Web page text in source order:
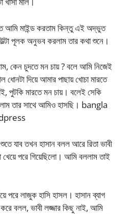
আমি মাইন্ড করতাম কিন্তু এই অদ্ভুত
উল্টা পূলক অনুভব করলাম তার কথা শুনে।
কেন চুদতে মন চায় ? বলে আমি নিজেই
ধোনটা দিয়ে আমার পাছায় খোচা মারতে
পুটকি মারতে মন চায়। বলেই সেকি
তার সাথে আমিও হাসছি। bangla
যাব তখন হাসান বলল আরে রিতা ভাবী
খেয়ে পরে গিয়েছিলো। আমি বললাম তাই
পরে লাজুক হাসি হাসল। হাসান ব্যাগ
বলল, ভাবী লজ্জার কিছু নাই, আমি